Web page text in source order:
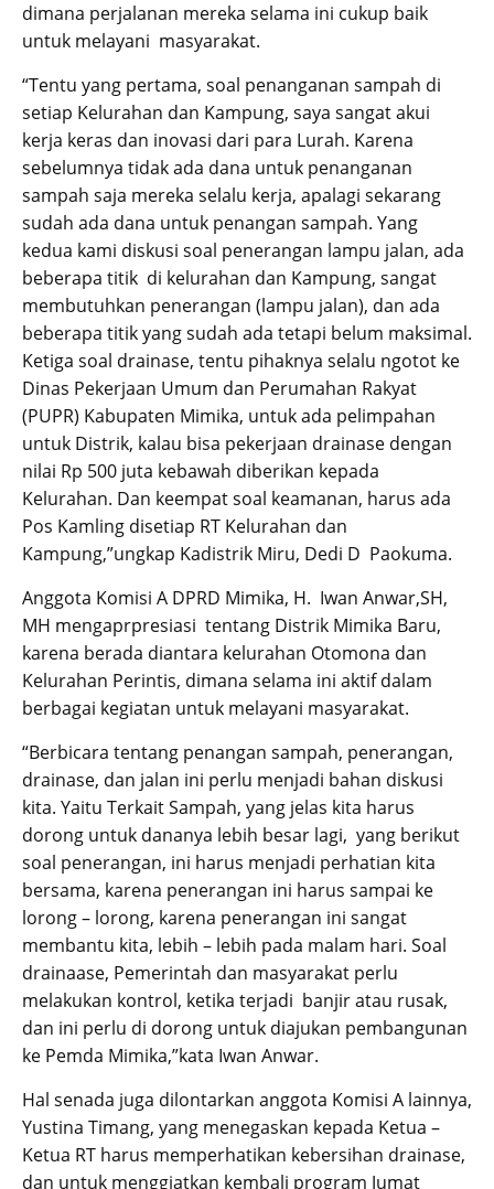
dimana perjalanan mereka selama ini cukup baik
untuk melayani masyarakat.
“Tentu yang pertama, soal penanganan sampah di
setiap Kelurahan dan Kampung, saya sangat akui
kerja keras dan inovasi dari para Lurah. Karena
sebelumnya tidak ada dana untuk penanganan
sampah saja mereka selalu kerja, apalagi sekarang
sudah ada dana untuk penangan sampah. Yang
kedua kami diskusi soal penerangan lampu jalan, ada
beberapa titik di kelurahan dan Kampung, sangat
membutuhkan penerangan (lampu jalan), dan ada
beberapa titik yang sudah ada tetapi belum maksimal.
Ketiga soal drainase, tentu pihaknya selalu ngotot ke
Dinas Pekerjaan Umum dan Perumahan Rakyat
(PUPR) Kabupaten Mimika, untuk ada pelimpahan
untuk Distrik, kalau bisa pekerjaan drainase dengan
nilai Rp 500 juta kebawah diberikan kepada
Kelurahan. Dan keempat soal keamanan, harus ada
Pos Kamling disetiap RT Kelurahan dan
Kampung,”ungkap Kadistrik Miru, Dedi D Paokuma.
Anggota Komisi A DPRD Mimika, H. Iwan Anwar,SH,
MH mengaprpresiasi tentang Distrik Mimika Baru,
karena berada diantara kelurahan Otomona dan
Kelurahan Perintis, dimana selama ini aktif dalam
berbagai kegiatan untuk melayani masyarakat.
“Berbicara tentang penangan sampah, penerangan,
drainase, dan jalan ini perlu menjadi bahan diskusi
kita. Yaitu Terkait Sampah, yang jelas kita harus
dorong untuk dananya lebih besar lagi, yang berikut
soal penerangan, ini harus menjadi perhatian kita
bersama, karena penerangan ini harus sampai ke
lorong – lorong, karena penerangan ini sangat
membantu kita, lebih – lebih pada malam hari. Soal
drainaase, Pemerintah dan masyarakat perlu
melakukan kontrol, ketika terjadi banjir atau rusak,
dan ini perlu di dorong untuk diajukan pembangunan
ke Pemda Mimika,”kata Iwan Anwar.
Hal senada juga dilontarkan anggota Komisi A lainnya,
Yustina Timang, yang menegaskan kepada Ketua –
Ketua RT harus memperhatikan kebersihan drainase,
dan untuk menggiatkan kembali program Jumat